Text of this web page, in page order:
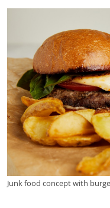
Junk food concept with